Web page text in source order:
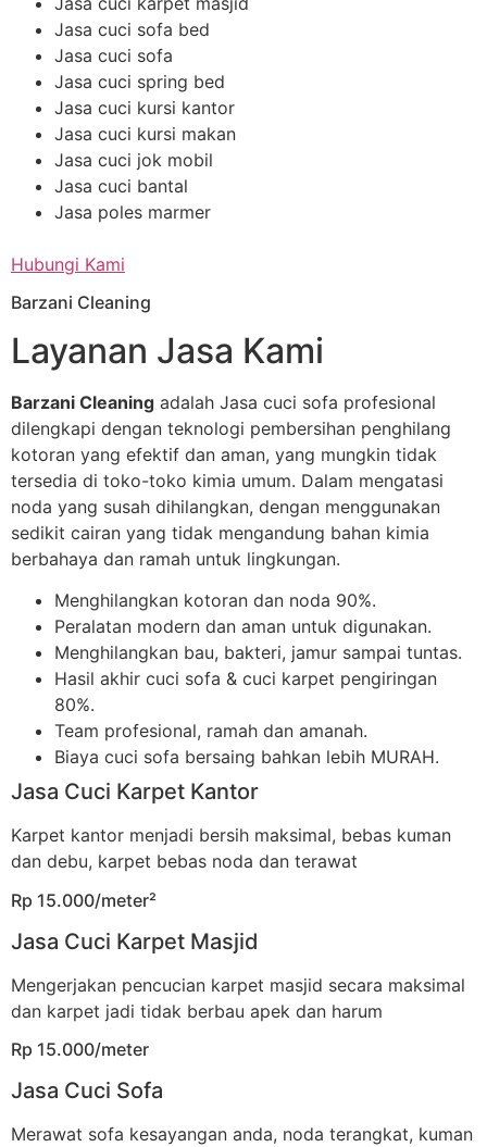
Jasa cuci sofa bed
Jasa cuci sofa
Jasa cuci spring bed
Jasa cuci kursi kantor
Jasa cuci kursi makan
Jasa cuci jok mobil
Jasa cuci bantal
Jasa poles marmer
Hubungi Kami
Barzani Cleaning
Layanan Jasa Kami
Barzani Cleaning adalah Jasa cuci sofa profesional
dilengkapi dengan teknologi pembersihan penghilang
kotoran yang efektif dan aman, yang mungkin tidak
tersedia di toko-toko kimia umum. Dalam mengatasi
noda yang susah dihilangkan, dengan menggunakan
sedikit cairan yang tidak mengandung bahan kimia
berbahaya dan ramah untuk lingkungan.
Menghilangkan kotoran dan noda 90%.
Peralatan modern dan aman untuk digunakan.
Menghilangkan bau, bakteri, jamur sampai tuntas.
Hasil akhir cuci sofa & cuci karpet pengiringan
80%.
Team profesional, ramah dan amanah.
Biaya cuci sofa bersaing bahkan lebih MURAH.
Jasa Cuci Karpet Kantor
Karpet kantor menjadi bersih maksimal, bebas kuman
dan debu, karpet bebas noda dan terawat
Rp 15.000/meter²
Jasa Cuci Karpet Masjid
Mengerjakan pencucian karpet masjid secara maksimal
dan karpet jadi tidak berbau apek dan harum
Rp 15.000/meter
Jasa Cuci Sofa
Merawat sofa kesayangan anda, noda terangkat, kuman